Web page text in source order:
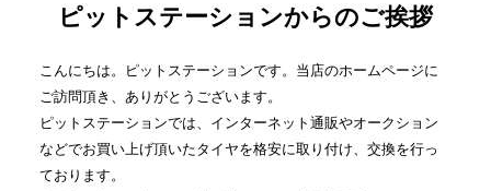
ピットステーションからのご挨拶
こんにちは。ピットステーションです。当店のホームページに
ご訪問頂き、ありがとうございます。
ピットステーションでは、インターネット通販やオークション
などでお買い上げ頂いたタイヤを格安に取り付け、交換を行っ
ております。